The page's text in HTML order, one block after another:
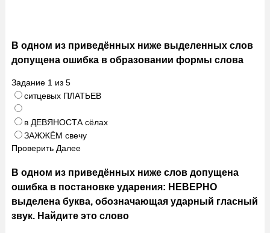
В одном из приведённых ниже выделенных слов
допущена ошибка в образовании формы слова
Задание 1из 5
ситцевых ПЛАТЬЕВ
в ДЕВЯНОСТА сёлах
ЗАЖЖЁМ свечу
Проверить Далее
В одном из приведённых ниже слов допущена
ошибка в постановке ударения: НЕВЕРНО
выделена буква, обозначающая ударный гласный
звук. Найдите это слово